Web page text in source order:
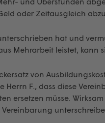
oder Zeitausgleich
hat und
Mehrarbeit leistet, kann
von
Herrn F., dass diese
ersetzen müsse.